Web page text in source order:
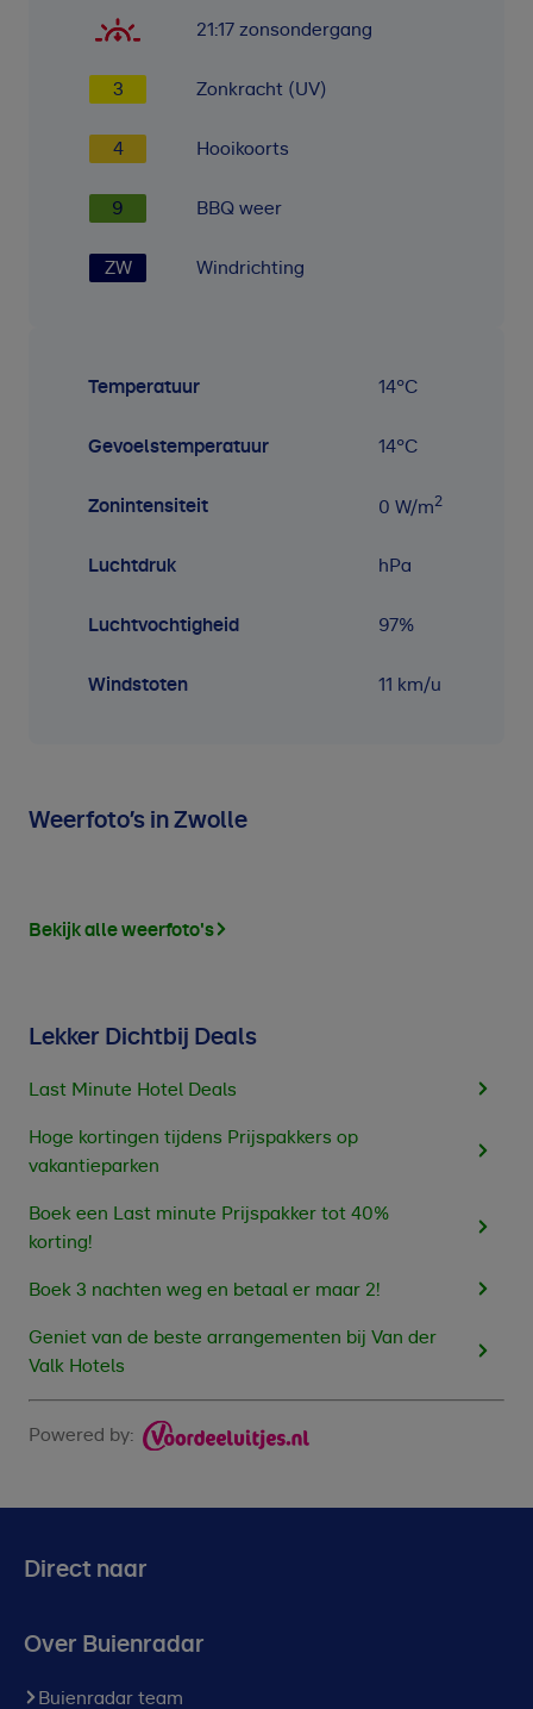
21:17 zonsondergang
3 Zonkracht (UV)
4 Hooikoorts
9 BBQ weer
ZW Windrichting
Temperatuur 14°C
Gevoelstemperatuur 14°C
Zonintensiteit 0 W/m2
Luchtdruk hPa
Luchtvochtigheid 97%
Windstoten 11 km/u
Weerfoto’s in Zwolle
Bekijk alle weerfoto's
Lekker Dichtbij Deals
Last Minute Hotel Deals
Hoge kortingen tijdens Prijspakkers op
vakantieparken
Boek een Last minute Prijspakker tot 40%
korting!
Boek 3 nachten weg en betaal er maar 2!
Geniet van de beste arrangementen bij Van der
Valk Hotels
Powered by:
Direct naar
Over Buienradar
Buienradar team